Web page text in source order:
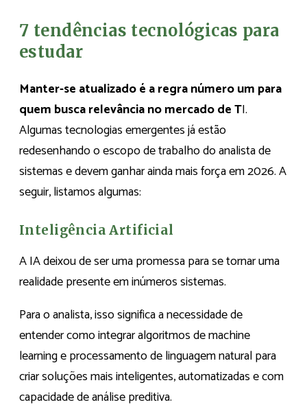
7 tendências tecnológicas para
estudar
Manter-se atualizado é a regra número um para
quem busca relevância no mercado de TI.
Algumas tecnologias emergentes já estão
redesenhando o escopo de trabalho do analista de
sistemas e devem ganhar ainda mais força em 2026. A
seguir, listamos algumas:
Inteligência Artificial
A IA deixou de ser uma promessa para se tornar uma
realidade presente em inúmeros sistemas.
Para o analista, isso significa a necessidade de
entender como integrar algoritmos de machine
learning e processamento de linguagem natural para
criar soluções mais inteligentes, automatizadas e com
capacidade de análise preditiva.